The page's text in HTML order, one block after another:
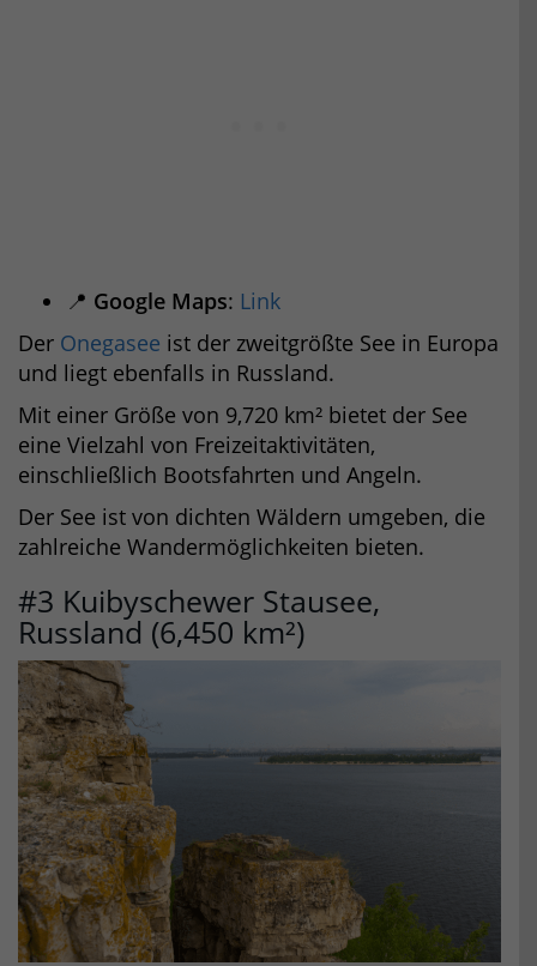
📍 Google Maps: Link
Der Onegasee ist der zweitgrößte See in Europa
und liegt ebenfalls in Russland.
Mit einer Größe von 9,720 km² bietet der See
eine Vielzahl von Freizeitaktivitäten,
einschließlich Bootsfahrten und Angeln.
Der See ist von dichten Wäldern umgeben, die
zahlreiche Wandermöglichkeiten bieten.
#3 Kuibyschewer Stausee,
Russland (6,450 km²)